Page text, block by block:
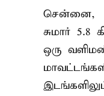
சென்னை,
சுமார்
ஒரு